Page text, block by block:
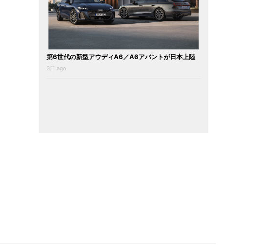
第6世代の新型アウディA6／A6アバントが日本上陸
3日 ago